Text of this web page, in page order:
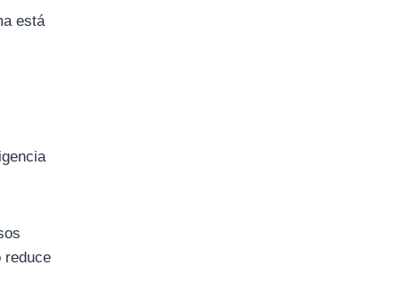
está
reduce